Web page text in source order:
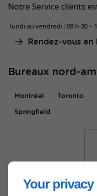
Your
Notre Service clients
lundi au vendredi : 08 h 30 –
Rendez-vous en
Bureaux nord-
Montréal Toronto
Springfield